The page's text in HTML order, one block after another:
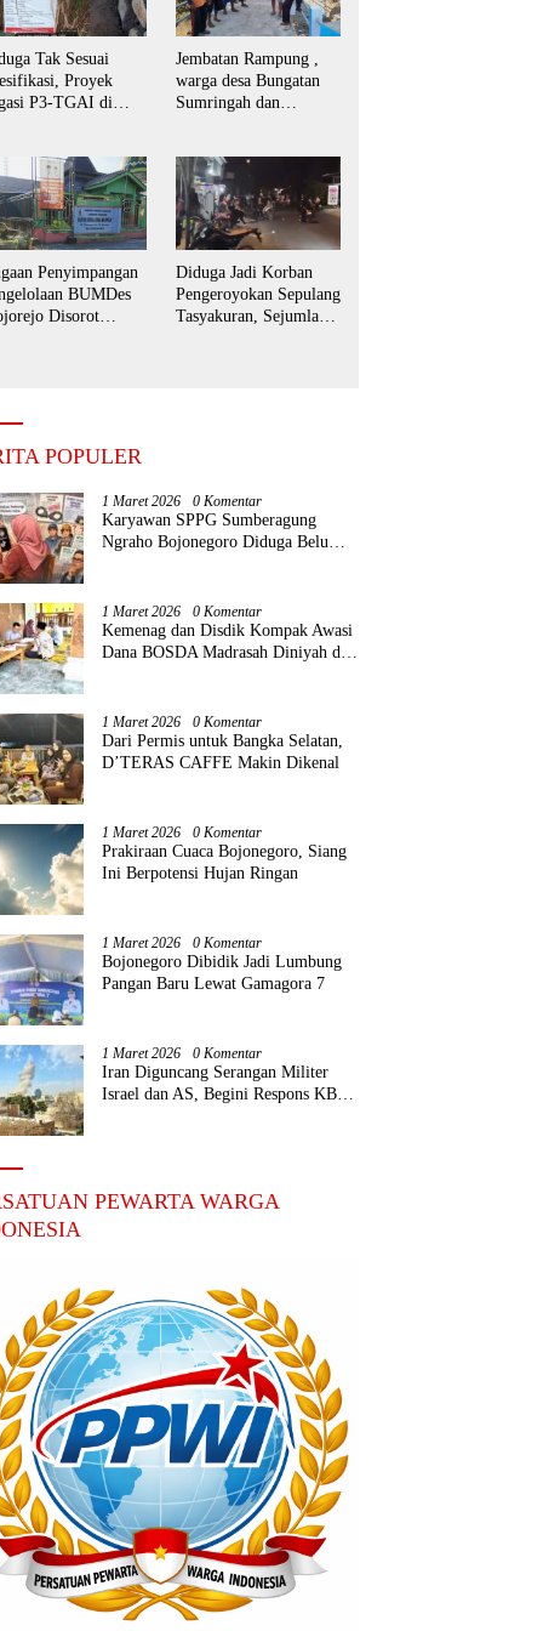
Tak Sesuai
Proyek
P3-TGAI di
di keluhkan
Jembatan Rampung ,
warga desa Bungatan
Sumringah dan
Penyimpangan
BUMDes
Disorot
Diduga Jadi Korban
Pengeroyokan Sepulang
Tasyakuran, Sejumlah
POPULER
1 Maret 2026 0 Komentar
Karyawan SPPG Sumberagung
Ngraho Bojonegoro Diduga Belum
1 Maret 2026 0 Komentar
Kemenag dan Disdik Kompak Awasi
Dana BOSDA Madrasah Diniyah di
1 Maret 2026 0 Komentar
Dari Permis untuk Bangka Selatan,
D’TERAS CAFFE Makin Dikenal
1 Maret 2026 0 Komentar
Prakiraan Cuaca Bojonegoro, Siang
Ini Berpotensi Hujan Ringan
1 Maret 2026 0 Komentar
Bojonegoro Dibidik Jadi Lumbung
Pangan Baru Lewat Gamagora 7
1 Maret 2026 0 Komentar
Iran Diguncang Serangan Militer
Israel dan AS, Begini Respons KBRI
PEWARTA WARGA